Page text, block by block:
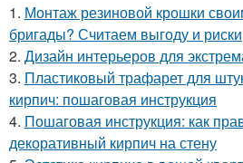
1. Монтаж резиновой крошки
бригады? Считаем выгоду и риски
2. Дизайн интерьеров для
3. Пластиковый трафарет для
кирпич: пошаговая инструкция
4. Пошаговая инструкция: как
декоративный кирпич на стену